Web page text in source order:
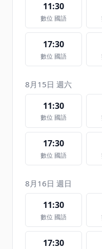
11:30
數位 國語
17:30
數位 國語
8月15日 週六
11:30
數位 國語
17:30
數位 國語
8月16日 週日
11:30
數位 國語
17:30